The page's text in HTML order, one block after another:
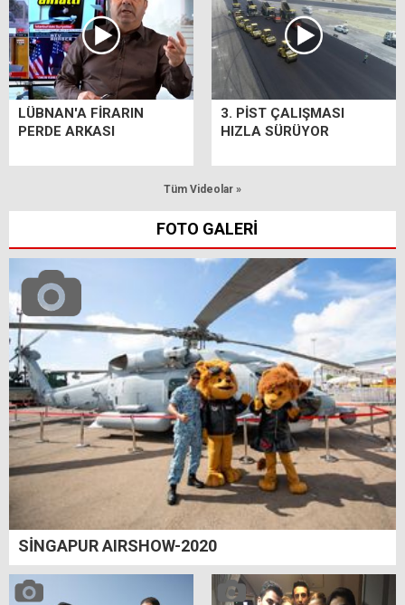
LÜBNAN'A FİRARIN
PERDE ARKASI
3. PİST ÇALIŞMASI
HIZLA SÜRÜYOR
Tüm Videolar »
FOTO GALERİ
SİNGAPUR AIRSHOW-2020